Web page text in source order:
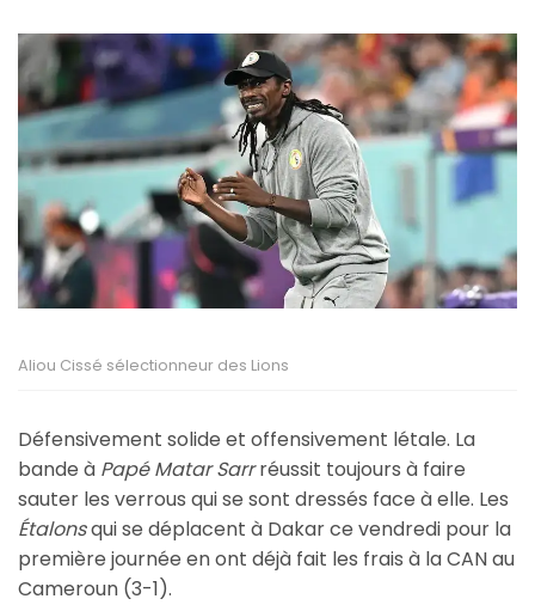
Aliou Cissé sélectionneur des Lions
Défensivement solide et offensivement létale. La
bande à Papé Matar Sarrréussit toujours à faire
sauter les verrous qui se sont dressés face à elle. Les
Étalonsqui se déplacent à Dakar ce vendredi pour la
première journée en ont déjà fait les frais à la CAN au
Cameroun (3-1).